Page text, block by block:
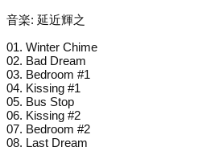
音楽: 延近輝之
01. Winter Chime
02. Bad Dream
03. Bedroom #1
04. Kissing #1
05. Bus Stop
06. Kissing #2
07. Bedroom #2
08. Last Dream